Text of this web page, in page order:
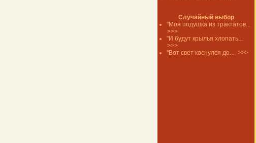
Случайный выбор
"Моя подушка из трактатов...
>>>
"И будут крылья хлопать...
>>>
"Вот свет коснулся до... >>>